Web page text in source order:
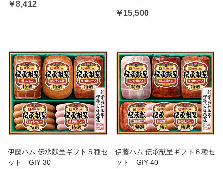
￥8,412
￥15,500
伊藤ハム 伝承献呈ギフト５種セ
ット GIY-30
伊藤ハム 伝承献呈ギフト６種セ
ット GIY-40